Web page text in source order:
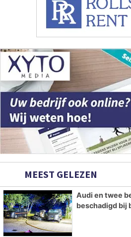
MEEST GELEZEN
Audi en twee
beschadigd bij